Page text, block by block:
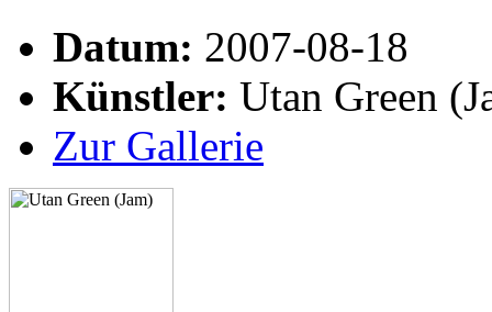
Datum: 2007-08-18
Künstler: Utan Green
Zur Gallerie